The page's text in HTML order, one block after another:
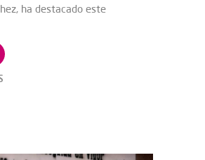
ha destacado este